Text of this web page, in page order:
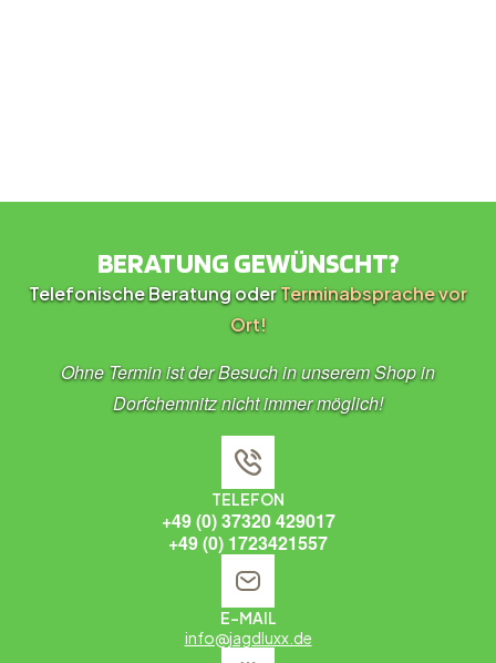
BERATUNG GEWÜNSCHT?
Telefonische Beratung oderTerminabsprache vor
Ort!
Ohne Termin ist der Besuch in unserem Shop in
Dorfchemnitz nicht immer möglich!
TELEFON
+49 (0) 37320 429017
+49 (0) 1723421557
E-MAIL
info@jagdluxx.de